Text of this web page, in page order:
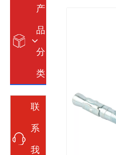
产
品
分
类
联
系
我